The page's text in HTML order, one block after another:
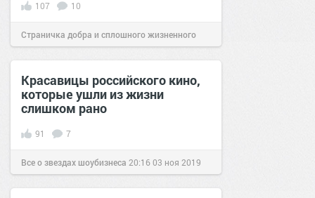
107 10
Страничка добра и сплошного жизненного
позитива! 13:2411 мар 2021
Красавицы российского кино,
которые ушли из жизни
слишком рано
91 7
Все о звездах шоубизнеса 20:1603 ноя 2019